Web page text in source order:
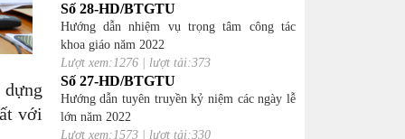
dựng
với
Số 28-HD/BTGTU
Hướng dẫn nhiệm vụ trọng tâm công tác
khoa giáo năm 2022
Lượt xem:1276 | lượt tải:373
Số 27-HD/BTGTU
Hướng dẫn tuyên truyền kỷ niệm các ngày lễ
lớn năm 2022
Lượt xem:1573 | lượt tải:330